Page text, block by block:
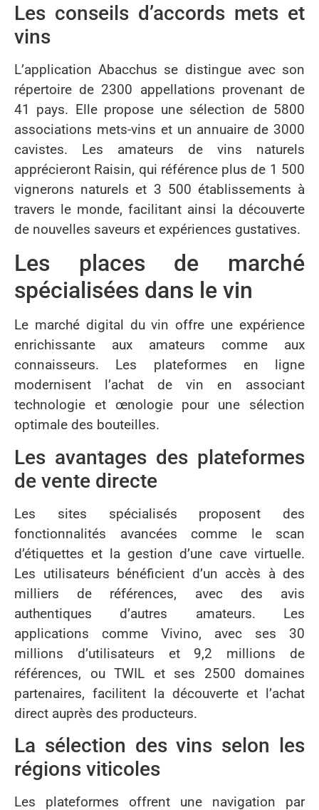
Les conseils d’accords mets et
vins
L’application Abacchus se distingue avec son
répertoire de 2300 appellations provenant de
41 pays. Elle propose une sélection de 5800
associations mets-vins et un annuaire de 3000
cavistes. Les amateurs de vins naturels
apprécieront Raisin, qui référence plus de 1 500
vignerons naturels et 3 500 établissements à
travers le monde, facilitant ainsi la découverte
de nouvelles saveurs et expériences gustatives.
Les places de marché
spécialisées dans le vin
Le marché digital du vin offre une expérience
enrichissante aux amateurs comme aux
connaisseurs. Les plateformes en ligne
modernisent l’achat de vin en associant
technologie et œnologie pour une sélection
optimale des bouteilles.
Les avantages des plateformes
de vente directe
Les sites spécialisés proposent des
fonctionnalités avancées comme le scan
d’étiquettes et la gestion d’une cave virtuelle.
Les utilisateurs bénéficient d’un accès à des
milliers de références, avec des avis
authentiques d’autres amateurs. Les
applications comme Vivino, avec ses 30
millions d’utilisateurs et 9,2 millions de
références, ou TWIL et ses 2500 domaines
partenaires, facilitent la découverte et l’achat
direct auprès des producteurs.
La sélection des vins selon les
régions viticoles
Les plateformes offrent une navigation par